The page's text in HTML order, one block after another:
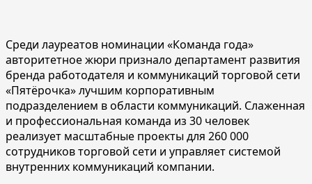
Среди лауреатов номинации «Команда года»
авторитетное жюри признало департамент развития
бренда работодателя и коммуникаций торговой сети
«Пятёрочка» лучшим корпоративным
подразделением в области коммуникаций. Слаженная
и профессиональная команда из 30 человек
реализует масштабные проекты для 260 000
сотрудников торговой сети и управляет системой
внутренних коммуникаций компании.